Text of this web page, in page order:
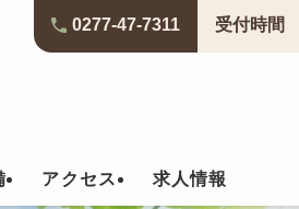
アクセス 求人情報
0277-47-7311 受付時間